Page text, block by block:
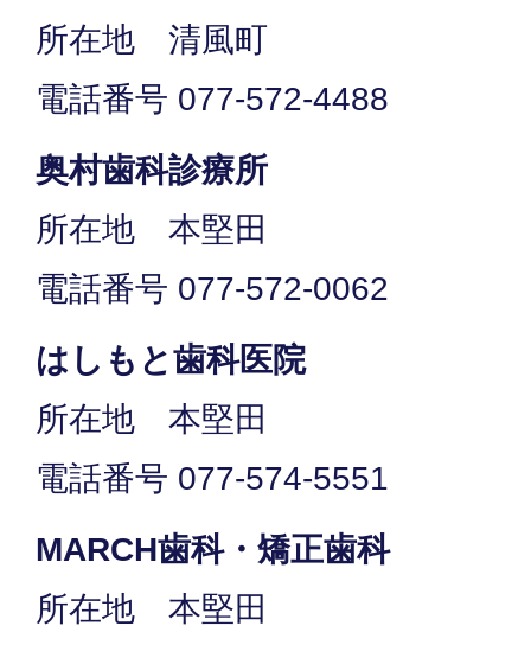
所在地 清風町
電話番号 077-572-4488
奥村歯科診療所
所在地 本堅田
電話番号 077-572-0062
はしもと歯科医院
所在地 本堅田
電話番号 077-574-5551
MARCH歯科・矯正歯科
所在地 本堅田